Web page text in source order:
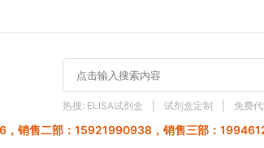
热搜: ELISA试剂盒 试剂盒定制 免费代
，销售二部：15921990938，销售三部：